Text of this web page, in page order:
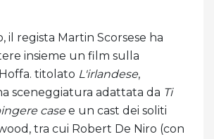
il regista Martin Scorsese ha
insieme un film sulla
titolato L'irlandese,
sceneggiatura adattata da Ti
casee un cast dei soliti
tra cui Robert De Niro (con